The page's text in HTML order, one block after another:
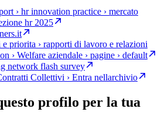
› hr innovation practice › mercato
hr 2025
e priorita › rapporti di lavoro e relazioni
› Welfare aziendale › pagine › default
network flash survey
Collettivi › Entra nellarchivio
profilo per la tua